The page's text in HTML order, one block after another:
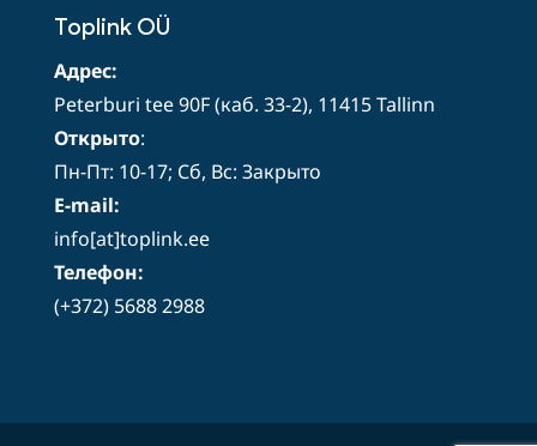
Toplink OÜ
Адрес:
Peterburi tee 90F (каб. 33-2), 11415 Tallinn
Открыто:
Пн-Пт: 10-17; Сб, Вс: Закрыто
E-mail:
info[at]toplink.ee
Телефон:
(+372) 5688 2988